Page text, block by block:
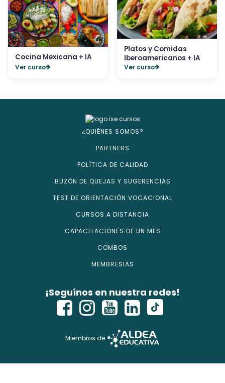
Cocina Mexicana + IA
Ver curso
Platos y Comidas
Iberoamericanos + IA
Ver curso
¿QUIÉNES SOMOS?
PARTNERS
POLÍTICA DE CALIDAD
BUZÓN DE QUEJAS Y SUGERENCIAS
TEST DE ORIENTACIÓN VOCACIONAL
CURSOS A DISTANCIA
CAPACITACIONES DE UN MES
COMBOS
MEMBRESIAS
¡Seguínos en nuestra redes!
Miembros de